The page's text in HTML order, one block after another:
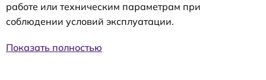
работе или техническим параметрам при
соблюдении условий эксплуатации.
Показать полностью